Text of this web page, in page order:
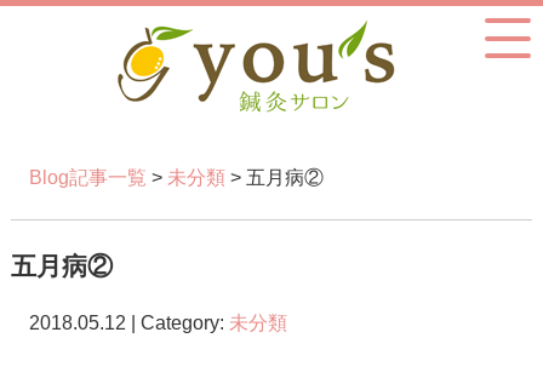
Blog記事一覧 > 未分類> 五月病②
五月病②
2018.05.12 | Category: 未分類